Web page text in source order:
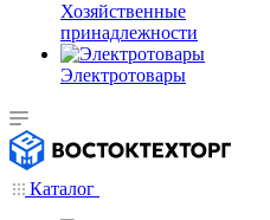
Хозяйственные
принадлежности
Электротовары
Каталог